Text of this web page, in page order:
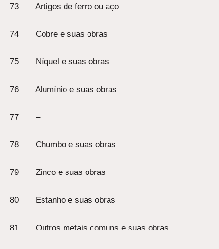
73 Artigos de ferro ou aço
74 Cobre e suas obras
75 Níquel e suas obras
76 Alumínio e suas obras
77 –
78 Chumbo e suas obras
79 Zinco e suas obras
80 Estanho e suas obras
81 Outros metais comuns e suas obras